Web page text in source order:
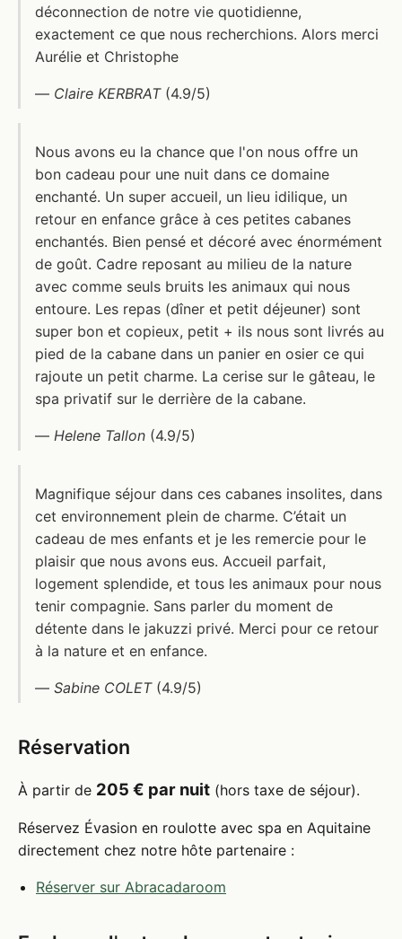
déconnection de notre vie quotidienne,
exactement ce que nous recherchions. Alors merci
Aurélie et Christophe
— Claire KERBRAT(4.9/5)
Nous avons eu la chance que l'on nous offre un
bon cadeau pour une nuit dans ce domaine
enchanté. Un super accueil, un lieu idilique, un
retour en enfance grâce à ces petites cabanes
enchantés. Bien pensé et décoré avec énormément
de goût. Cadre reposant au milieu de la nature
avec comme seuls bruits les animaux qui nous
entoure. Les repas (dîner et petit déjeuner) sont
super bon et copieux, petit + ils nous sont livrés au
pied de la cabane dans un panier en osier ce qui
rajoute un petit charme. La cerise sur le gâteau, le
spa privatif sur le derrière de la cabane.
— Helene Tallon (4.9/5)
Magnifique séjour dans ces cabanes insolites, dans
cet environnement plein de charme. C’était un
cadeau de mes enfants et je les remercie pour le
plaisir que nous avons eus. Accueil parfait,
logement splendide, et tous les animaux pour nous
tenir compagnie. Sans parler du moment de
détente dans le jakuzzi privé. Merci pour ce retour
à la nature et en enfance.
— Sabine COLET(4.9/5)
Réservation
À partir de 205 € par nuit (hors taxe de séjour).
Réservez Évasion en roulotte avec spa en Aquitaine
directement chez notre hôte partenaire :
Réserver sur Abracadaroom